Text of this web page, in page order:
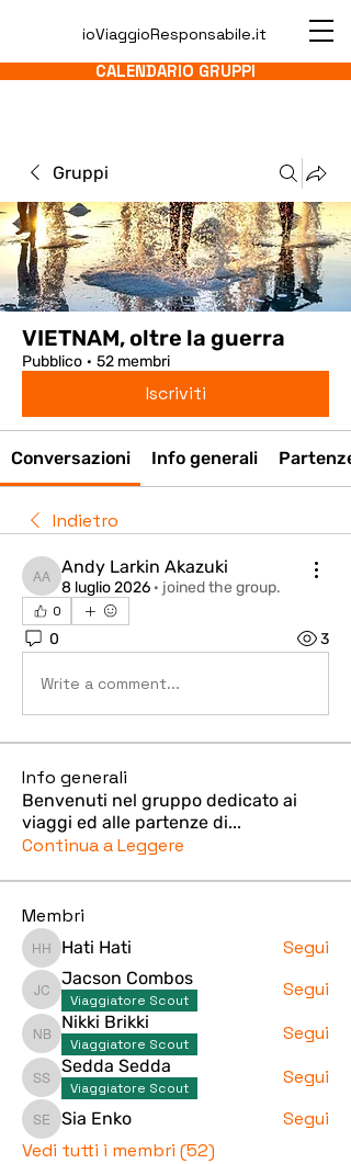
ioViaggioResponsabile.it
CALENDARIO GRUPPI
Gruppi
VIETNAM, oltre la guerra
Pubblico · 52 membri
Iscriviti
Conversazioni Info generali Partenze
Indietro
Andy Larkin Akazuki
Andy Larkin Akazuki
8 luglio 2026 · joined the group.
0
0 3
Write a comment...
Info generali
Benvenuti nel gruppo dedicato ai
viaggi ed alle partenze di...
Continua a Leggere
Membri
Hati Hati
Hati Hati Segui
Jacson Combos
Jacson Combos
Viaggiatore Scout Segui
Nikki Brikki
Nikki Brikki
Viaggiatore Scout Segui
Sedda Sedda
Sedda Sedda
Viaggiatore Scout Segui
Sia Enko
Sia Enko
Segui
Vedi tutti i membri (52)